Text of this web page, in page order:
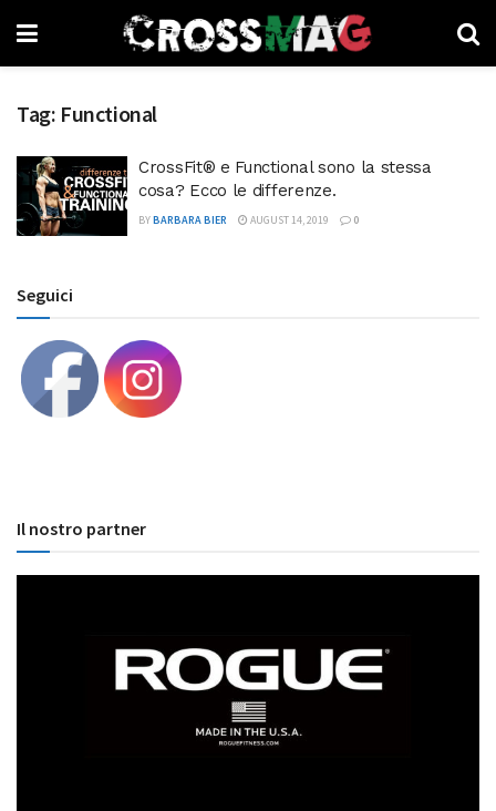
Tag: Functional
CrossFit® e Functional sono la stessa
cosa? Ecco le differenze.
BYBARBARA BIER AUGUST 14, 2019 0
Seguici
Il nostro partner